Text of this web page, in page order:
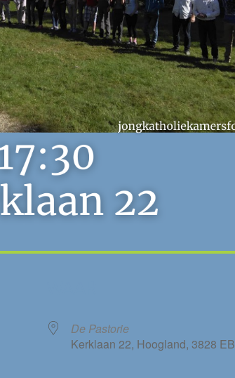
De Pastorie
Kerklaan 22, Hoogland, 3828 EB